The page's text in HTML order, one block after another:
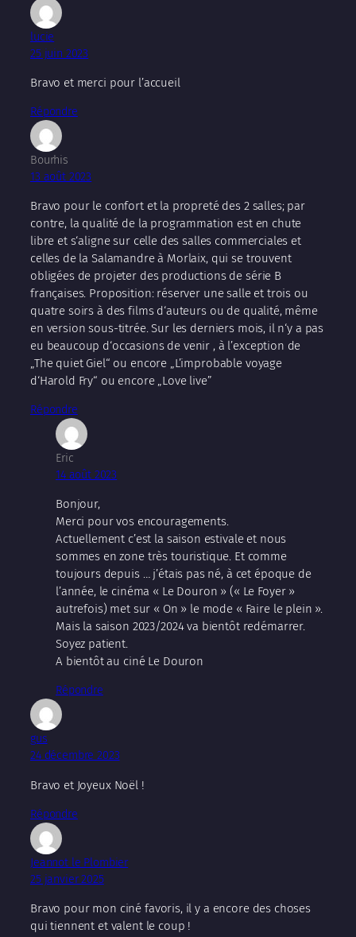
lucie
25 juin 2023
Bravo et merci pour l’accueil
Répondre
Bourhis
13 août 2023
Bravo pour le confort et la propreté des 2 salles; par
contre, la qualité de la programmation est en chute
libre et s‘aligne sur celle des salles commerciales et
celles de la Salamandre à Morlaix, qui se trouvent
obligées de projeter des productions de série B
françaises. Proposition: réserver une salle et trois ou
quatre soirs à des films d‘auteurs ou de qualité, même
en version sous-titrée. Sur les derniers mois, il n‘y a pas
eu beaucoup d‘occasions de venir , à l’exception de
„The quiet Giel“ ou encore „L’improbable voyage
d‘Harold Fry“ ou encore „Love live”
Répondre
Eric
14 août 2023
Bonjour,
Merci pour vos encouragements.
Actuellement c’est la saison estivale et nous
sommes en zone très touristique. Et comme
toujours depuis … j’étais pas né, à cet époque de
l’année, le cinéma « Le Douron » (« Le Foyer »
autrefois) met sur « On » le mode « Faire le plein ».
Mais la saison 2023/2024 va bientôt redémarrer.
Soyez patient.
A bientôt au ciné Le Douron
Répondre
gus
24 décembre 2023
Bravo et Joyeux Noël !
Répondre
Jeannot le Plombier
25 janvier 2025
Bravo pour mon ciné favoris, il y a encore des choses
qui tiennent et valent le coup !